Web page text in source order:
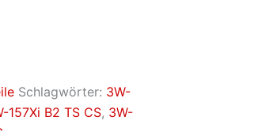
Schlagwörter: 3W-
157Xi B2 TS CS, 3W-